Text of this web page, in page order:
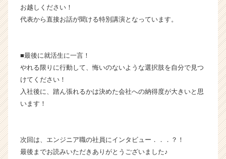
お越しください！
代表から直接お話が聞ける特別講演となっています。
■最後に就活生に一言！
やれる限りに行動して、悔いのないような選択肢を自分で見つ
けてください！
入社後に、踏ん張れるかは決めた会社への納得度が大きいと思
います！
次回は、エンジニア職の社員にインタビュー．．．？！
最後までお読みいただきありがとうございました♪